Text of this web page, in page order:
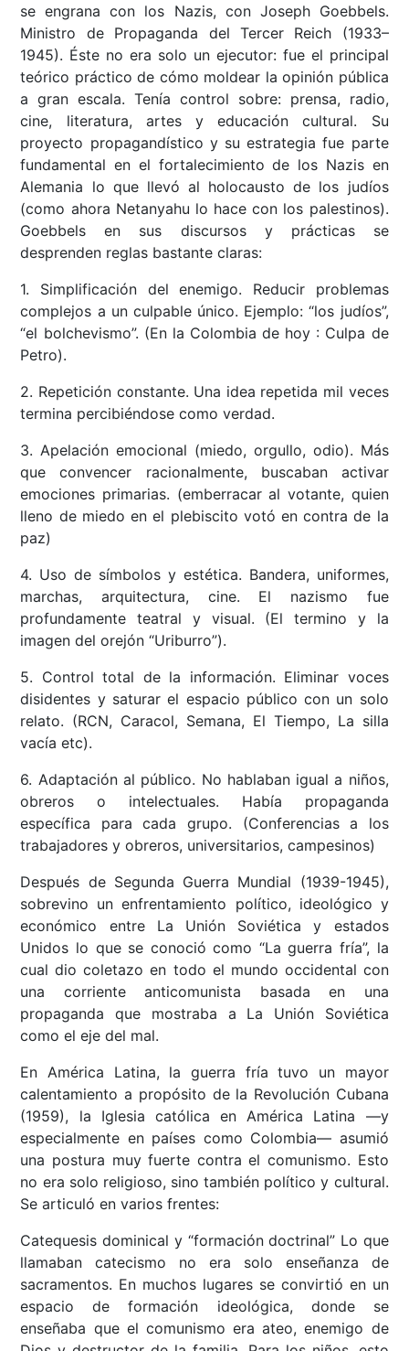
se engrana con los Nazis, con Joseph Goebbels.
Ministro de Propaganda del Tercer Reich (1933–
1945). Éste no era solo un ejecutor: fue el principal
teórico práctico de cómo moldear la opinión pública
a gran escala. Tenía control sobre: prensa, radio,
cine, literatura, artes y educación cultural. Su
proyecto propagandístico y su estrategia fue parte
fundamental en el fortalecimiento de los Nazis en
Alemania lo que llevó al holocausto de los judíos
(como ahora Netanyahu lo hace con los palestinos).
Goebbels en sus discursos y prácticas se
desprenden reglas bastante claras:
1. Simplificación del enemigo. Reducir problemas
complejos a un culpable único. Ejemplo: “los judíos”,
“el bolchevismo”. (En la Colombia de hoy : Culpa de
Petro).
2. Repetición constante. Una idea repetida mil veces
termina percibiéndose como verdad.
3. Apelación emocional (miedo, orgullo, odio). Más
que convencer racionalmente, buscaban activar
emociones primarias. (emberracar al votante, quien
lleno de miedo en el plebiscito votó en contra de la
paz)
4. Uso de símbolos y estética. Bandera, uniformes,
marchas, arquitectura, cine. El nazismo fue
profundamente teatral y visual. (El termino y la
imagen del orejón “Uriburro”).
5. Control total de la información. Eliminar voces
disidentes y saturar el espacio público con un solo
relato. (RCN, Caracol, Semana, El Tiempo, La silla
vacía etc).
6. Adaptación al público. No hablaban igual a niños,
obreros o intelectuales. Había propaganda
específica para cada grupo. (Conferencias a los
trabajadores y obreros, universitarios, campesinos)
Después de Segunda Guerra Mundial (1939-1945),
sobrevino un enfrentamiento político, ideológico y
económico entre La Unión Soviética y estados
Unidos lo que se conoció como “La guerra fría”, la
cual dio coletazo en todo el mundo occidental con
una corriente anticomunista basada en una
propaganda que mostraba a La Unión Soviética
como el eje del mal.
En América Latina, la guerra fría tuvo un mayor
calentamiento a propósito de la Revolución Cubana
(1959), la Iglesia católica en América Latina —y
especialmente en países como Colombia— asumió
una postura muy fuerte contra el comunismo. Esto
no era solo religioso, sino también político y cultural.
Se articuló en varios frentes:
Catequesis dominical y “formación doctrinal” Lo que
llamaban catecismo no era solo enseñanza de
sacramentos. En muchos lugares se convirtió en un
espacio de formación ideológica, donde se
enseñaba que el comunismo era ateo, enemigo de